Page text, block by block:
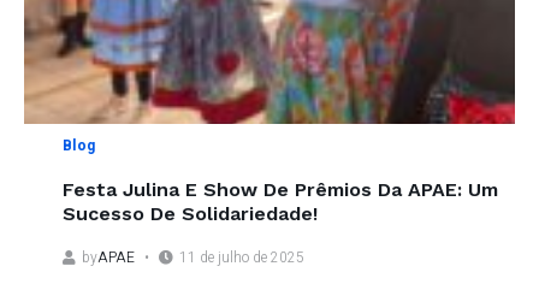
Blog
Festa Julina E Show De Prêmios Da APAE: Um
Sucesso De Solidariedade!
byAPAE 11 de julho de 2025